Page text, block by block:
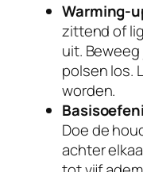
Warming-
zittend of
uit.
polsen los.
worden.
Doe de
achter